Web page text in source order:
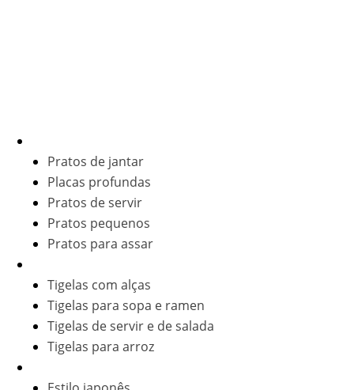
Pratos de jantar
Placas profundas
Pratos de servir
Pratos pequenos
Pratos para assar
Tigelas com alças
Tigelas para sopa e ramen
Tigelas de servir e de salada
Tigelas para arroz